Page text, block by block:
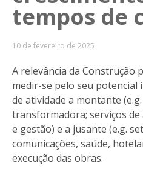
tempos de
10 de fevereiro de 2025
A relevância da Construção
medir-se pelo seu
de atividade a montante
transformadora; serviços
e gestão) e a jusante (e.g.
comunicações, saúde,
execução das obras.